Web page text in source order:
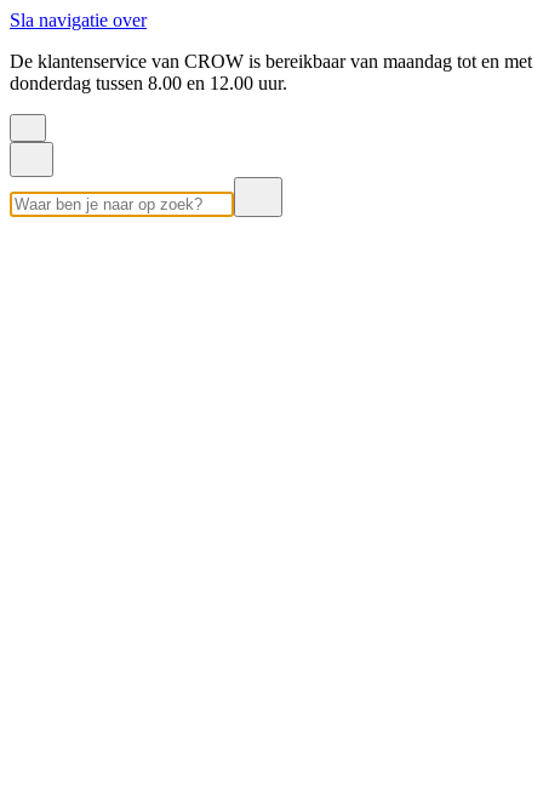
Sla navigatie over
De klantenservice van CROW is bereikbaar van maandag tot en met
donderdag tussen 8.00 en 12.00 uur.